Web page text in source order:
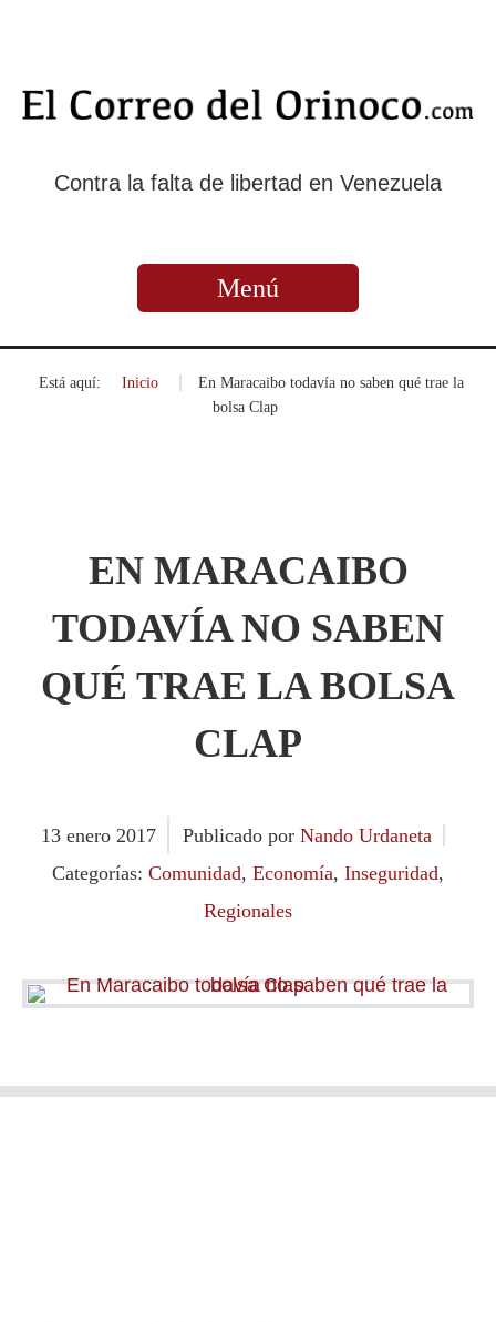
Contra la falta de libertad en Venezuela
Menú
Está aquí: Inicio
En Maracaibo todavía no saben qué trae la
bolsa Clap
EN MARACAIBO
TODAVÍA NO SABEN
QUÉ TRAE LA BOLSA
CLAP
13 enero 2017 Publicado por Nando Urdaneta
Categorías: Comunidad, Economía, Inseguridad,
Regionales